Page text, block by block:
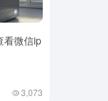
看微信ip
3,073